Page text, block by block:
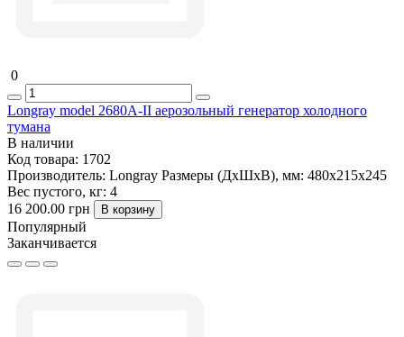
0
Longray model 2680А-II аерозольный генератор холодного
тумана
В наличии
Код товара: 1702
Производитель: Longray Размеры (ДxШxВ), мм: 480х215х245
Вес пустого, кг: 4
16 200.00 грн
В корзину
Популярный
Заканчивается